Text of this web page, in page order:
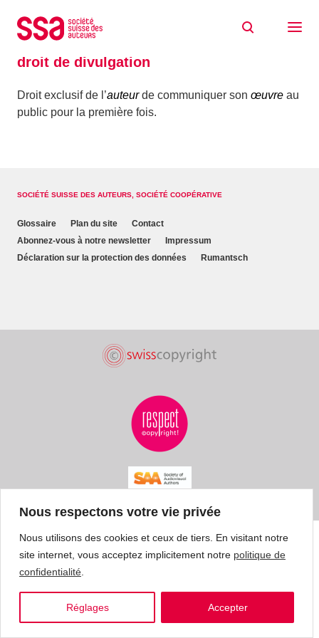
Nous respectons votre vie privée
Nous utilisons des cookies et ceux de tiers. En visitant notre
site internet, vous acceptez implicitement notre politique de
confidentialité
Réglages Accepter
droit de divulgation
Droit exclusif de l’auteurde communiquer son œuvre au
public pour la première fois.
SOCIÉTÉ SUISSE DES AUTEURS, SOCIÉTÉ COOPÉRATIVE
Glossaire Plan du site
Contact
Abonnez-vous à notre newsletter
Impressum
Déclaration sur la protection des données
Rumantsch